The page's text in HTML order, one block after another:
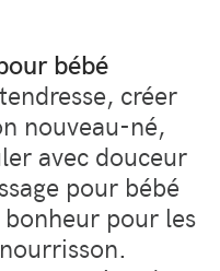
bébé
créer
nouveau-né,
avec douceur
pour bébé
pour les